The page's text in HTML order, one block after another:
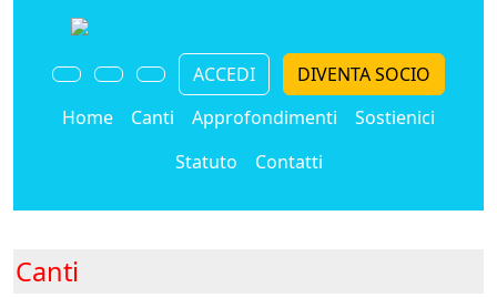
ACCEDI
DIVENTA SOCIO
Home
Canti Approfondimenti
Sostienici
Statuto
Contatti
Canti